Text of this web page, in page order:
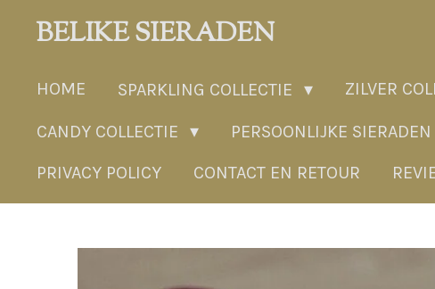
directBELIKE SIERADEN
HOME SPARKLING COLLECTIE ZILVER
CANDY COLLECTIE PERSOONLIJKE
PRIVACY POLICY CONTACT EN RETOUR